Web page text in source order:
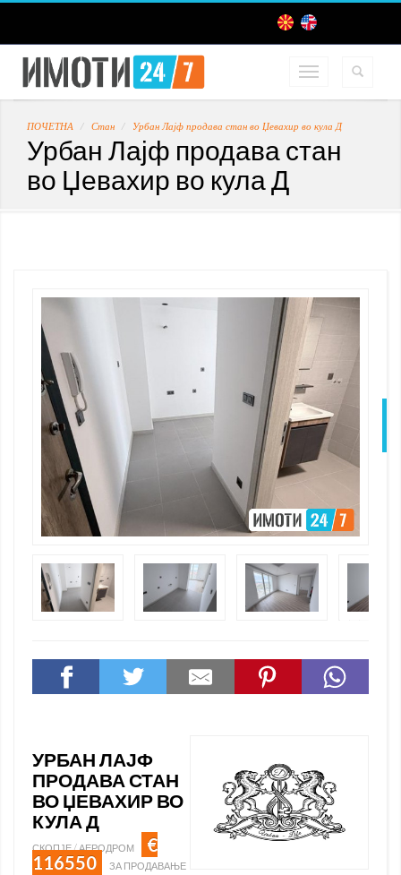
ПОЧЕТНА Стан Урбан Лајф продава стан во Џевахир во кула Д
Урбан Лајф продава стан
во Џевахир во кула Д
УРБАН ЛАЈФ
ПРОДАВА СТАН
ВО ЏЕВАХИР ВО
КУЛА Д
СКОПЈЕ / АЕРОДРОМ
€
116550
ЗА ПРОДАВАЊЕ